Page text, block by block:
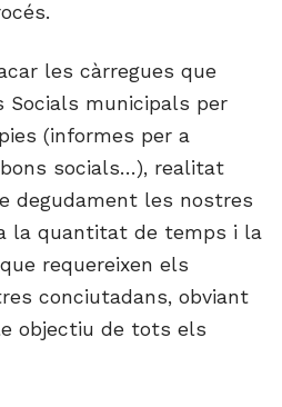
les càrregues que
Socials municipals per
(informes per a
socials…), realitat
degudament les nostres
la quantitat de temps i la
requereixen els
conciutadans, obviant
objectiu de tots els